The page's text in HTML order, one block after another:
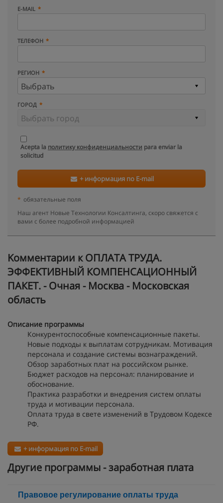
E-MAIL
ТЕЛЕФОН
РЕГИОН
ГОРОД
Acepta la политику конфиденциальности para enviar la
solicitud
+ информация по E-mail
* обязательные поля
Наш агент Новые Технологии Консалтинга, скоро свяжется с
вами с более подробной информацией
Kомментарии к ОПЛАТА ТРУДА.
ЭФФЕКТИВНЫЙ КОМПЕНСАЦИОННЫЙ
ПАКЕТ. - Очная - Москва - Московская
область
Описание программы
Конкурентоспособные компенсационные пакеты.
Новые подходы к выплатам сотрудникам. Мотивация
персонала и создание системы вознаграждений.
Обзор заработных плат на российском рынке.
Бюджет расходов на персонал: планирование и
обоснование.
Практика разработки и внедрения систем оплаты
труда и мотивации персонала.
Оплата труда в свете изменений в Трудовом Кодексе
РФ.
+ информация по E-mail
Другие программы - заработная плата
Правовое регулирование оплаты труда